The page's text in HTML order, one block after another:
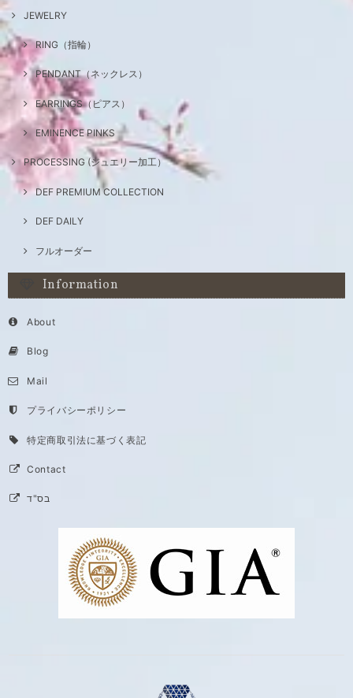
JEWELRY
RING（指輪）
PENDANT（ネックレス）
EARRINGS（ピアス）
EMINENCE PINKS
PROCESSING (ジュエリー加工）
DEF PREMIUM COLLECTION
DEF DAILY
フルオーダー
Information
About
Blog
Mail
プライバシーポリシー
特定商取引法に基づく表記
Contact
בס"ד